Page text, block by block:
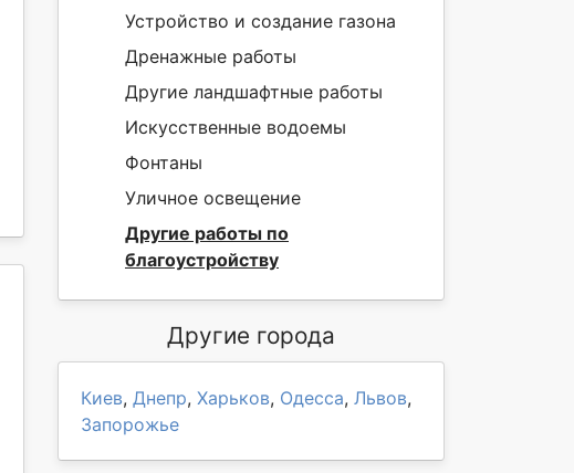
Устройство и создание газона
Дренажные работы
Другие ландшафтные работы
Искусственные водоемы
Фонтаны
Уличное освещение
Другие работы по
благоустройству
Другие города
Киев, Днепр, Харьков, Одесса, Львов,
Запорожье